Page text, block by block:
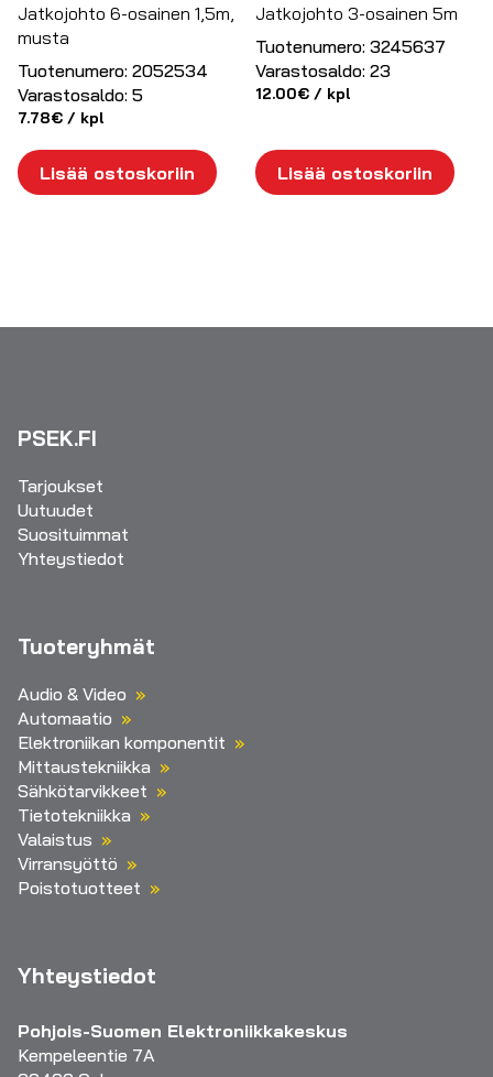
Jatkojohto 6-osainen 1,5m,
musta
Tuotenumero: 2052534
Varastosaldo: 5
7.78€ / kpl
Lisää ostoskoriin
Jatkojohto 3-osainen 5m
Tuotenumero: 3245637
Varastosaldo: 23
12.00€ / kpl
Lisää ostoskoriin
PSEK.FI
Tarjoukset
Uutuudet
Suosituimmat
Yhteystiedot
Tuoteryhmät
Audio & Video
Automaatio
Elektroniikan komponentit
Mittaustekniikka
Sähkötarvikkeet
Tietotekniikka
Valaistus
Virransyöttö
Poistotuotteet
Yhteystiedot
Pohjois-Suomen Elektroniikkakeskus
Kempeleentie 7A